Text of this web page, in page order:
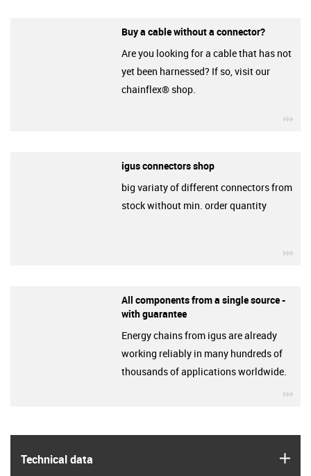
Technical data
Buy a cable without a connector?
Are you looking for a cable that has not
yet been harnessed? If so, visit our
chainflex® shop.
igus connectors shop
big variaty of different connectors from
stock without min. order quantity
All components from a single source -
with guarantee
Energy chains from igus are already
working reliably in many hundreds of
thousands of applications worldwide.